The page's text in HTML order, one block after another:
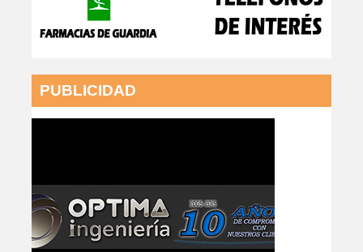
PUBLICIDAD